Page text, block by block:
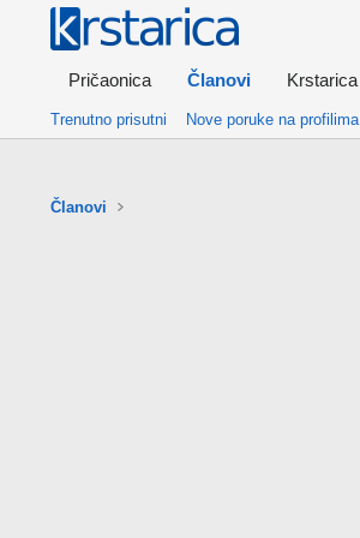
Pričaonica Članovi Krstarica
Trenutno prisutni Nove poruke na profilima
Članovi